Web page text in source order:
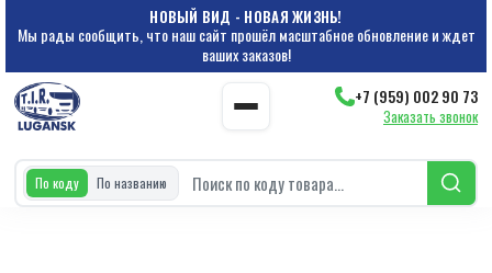
НОВЫЙ ВИД - НОВАЯ ЖИЗНЬ!
Мы рады сообщить, что наш сайт прошёл масштабное обновление и ждет
ваших заказов!
+7 (959) 002 90 73
Заказать звонок
По коду По названию